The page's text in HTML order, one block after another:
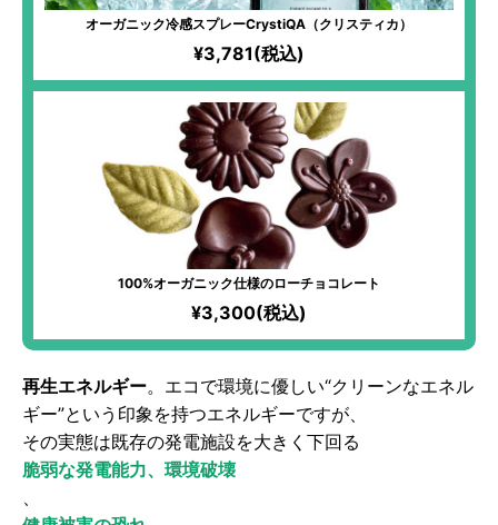
オーガニック冷感スプレーCrystiQA（クリスティカ）
¥3,781(税込)
100%オーガニック仕様のローチョコレート
¥3,300(税込)
再生エネルギー。エコで環境に優しい“クリーンなエネル
ギー”という印象を持つエネルギーですが、
その実態は既存の発電施設を大きく下回る
脆弱な発電能力、環境破壊
、